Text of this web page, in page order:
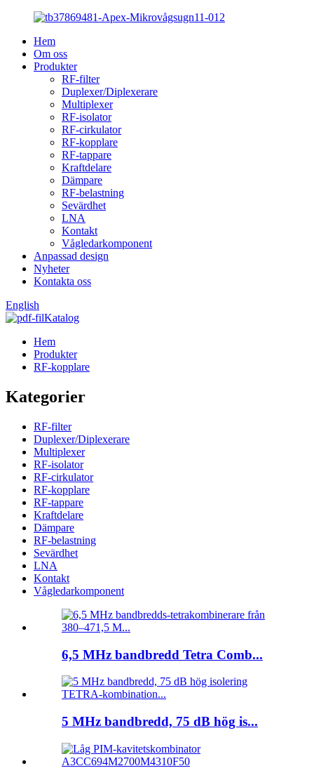
Hem
Om oss
Produkter
RF-filter
Duplexer/Diplexerare
Multiplexer
RF-isolator
RF-cirkulator
RF-kopplare
RF-tappare
Kraftdelare
Dämpare
RF-belastning
Sevärdhet
LNA
Kontakt
Vågledarkomponent
Anpassad design
Nyheter
Kontakta oss
English
Katalog
Hem
Produkter
RF-kopplare
Kategorier
RF-filter
Duplexer/Diplexerare
Multiplexer
RF-isolator
RF-cirkulator
RF-kopplare
RF-tappare
Kraftdelare
Dämpare
RF-belastning
Sevärdhet
LNA
Kontakt
Vågledarkomponent
6,5 MHz bandbredd Tetra Comb...
5 MHz bandbredd, 75 dB hög is...